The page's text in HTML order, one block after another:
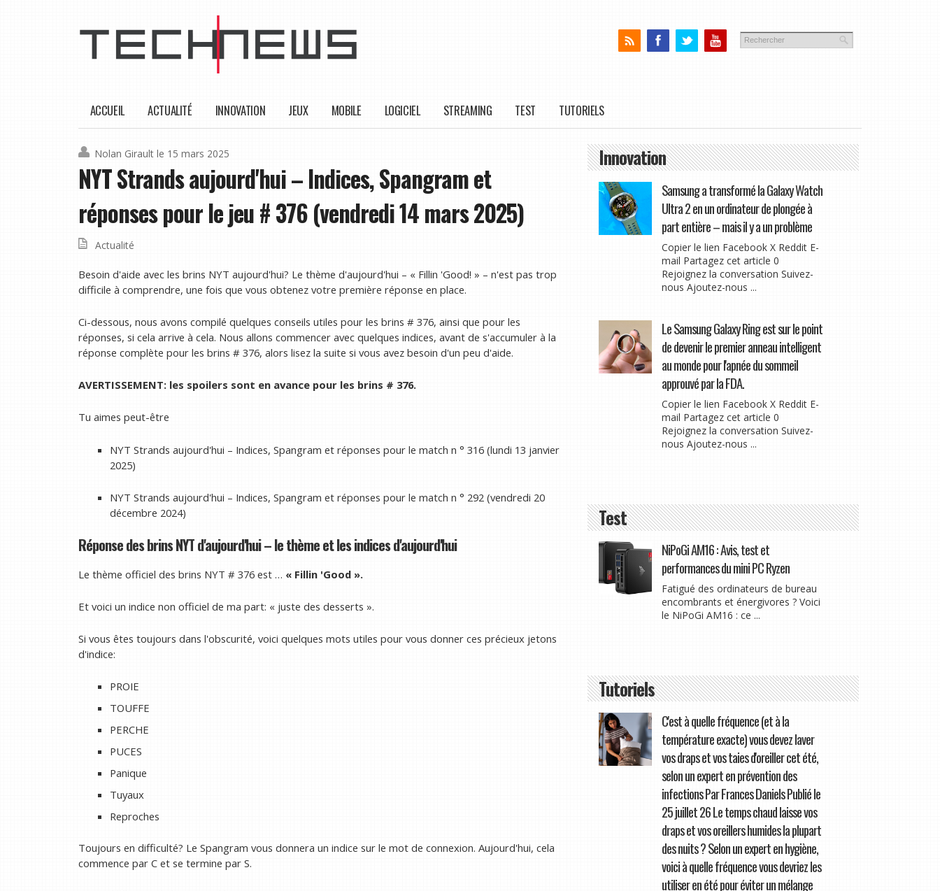
ACCUEIL ACTUALITÉ INNOVATION JEUX MOBILE LOGICIEL STREAMING TEST TUTORIELS
Nolan Girault le 15 mars 2025
NYT Strands aujourd'hui – Indices, Spangram et
réponses pour le jeu # 376 (vendredi 14 mars 2025)
Actualité
Besoin d'aide avec les brins NYT aujourd'hui? Le thème d'aujourd'hui – « Fillin 'Good! » – n'est pas trop
difficile à comprendre, une fois que vous obtenez votre première réponse en place.
Ci-dessous, nous avons compilé quelques conseils utiles pour les brins # 376, ainsi que pour les
réponses, si cela arrive à cela. Nous allons commencer avec quelques indices, avant de s'accumuler à la
réponse complète pour les brins # 376, alors lisez la suite si vous avez besoin d'un peu d'aide.
AVERTISSEMENT: les spoilers sont en avance pour les brins # 376.
Tu aimes peut-être
NYT Strands aujourd'hui – Indices, Spangram et réponses pour le match n ° 316 (lundi 13 janvier
2025)
NYT Strands aujourd'hui – Indices, Spangram et réponses pour le match n ° 292 (vendredi 20
décembre 2024)
Réponse des brins NYT d'aujourd'hui – le thème et les indices d'aujourd'hui
Le thème officiel des brins NYT # 376 est … « Fillin 'Good ».
Et voici un indice non officiel de ma part: « juste des desserts ».
Si vous êtes toujours dans l'obscurité, voici quelques mots utiles pour vous donner ces précieux jetons
d'indice:
PROIE
TOUFFE
PERCHE
PUCES
Panique
Tuyaux
Reproches
Toujours en difficulté? Le Spangram vous donnera un indice sur le mot de connexion. Aujourd'hui, cela
commence par C et se termine par S.
Innovation
Samsung a transformé la Galaxy Watch
Ultra 2 en un ordinateur de plongée à
part entière – mais il y a un problème
Copier le lien Facebook X Reddit E-
mail Partagez cet article 0
Rejoignez la conversation Suivez-
nous Ajoutez-nous ...
Le Samsung Galaxy Ring est sur le point
de devenir le premier anneau intelligent
au monde pour l'apnée du sommeil
approuvé par la FDA.
Copier le lien Facebook X Reddit E-
mail Partagez cet article 0
Rejoignez la conversation Suivez-
nous Ajoutez-nous ...
Test
NiPoGi AM16 : Avis, test et
performances du mini PC Ryzen
Fatigué des ordinateurs de bureau
encombrants et énergivores ? Voici
le NiPoGi AM16 : ce ...
Tutoriels
C'est à quelle fréquence (et à la
température exacte) vous devez laver
vos draps et vos taies d'oreiller cet été,
selon un expert en prévention des
infections Par Frances Daniels Publié le
25 juillet 26 Le temps chaud laisse vos
draps et vos oreillers humides la plupart
des nuits ? Selon un expert en hygiène,
voici à quelle fréquence vous devriez les
utiliser en été pour éviter un mélange